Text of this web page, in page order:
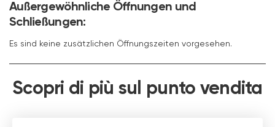
Außergewöhnliche Öffnungen und
Schließungen:
Es sind keine zusätzlichen Öffnungszeiten vorgesehen.
Scopri di più sul punto vendita